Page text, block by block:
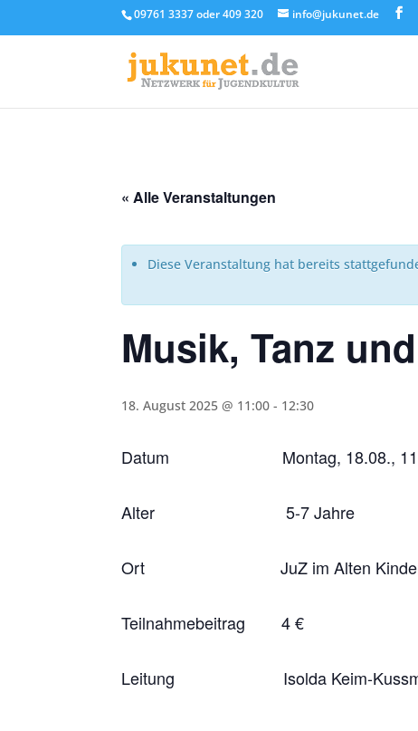
09761 3337 oder 409 320 info@jukunet.de
« Alle Veranstaltungen
Diese Veranstaltung hat bereits
Musik, Tanz
18. August 2025 @ 11:00 - 12:30
Datum Montag, 18.08., 11-
Alter 5-7 Jahre
Ort JuZ im Alten Kindergarten,
Teilnahmebeitrag 4 €
Leitung Isolda Keim-